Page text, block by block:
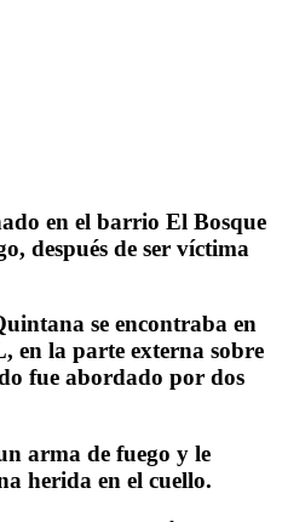
en el barrio El Bosque
después de ser víctima
se encontraba en
en la parte externa sobre
fue abordado por dos
arma de fuego y le
herida en el cuello.